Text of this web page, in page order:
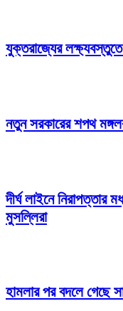
যুক্তরাজ্যের লক্ষ্যবস্তুতে
নতুন সরকারের শপথ
দীর্ঘ লাইনে নিরাপত্তার
মুসল্লিরা
হামলার পর বদলে গেছে